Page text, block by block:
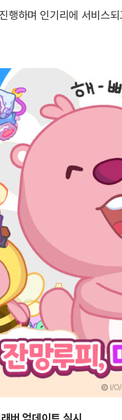
행하며 인기리에 서비스